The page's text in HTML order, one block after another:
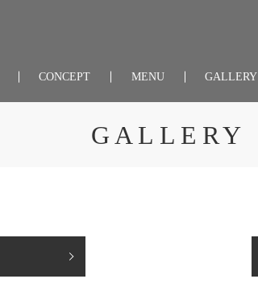
CONCEPT MENU GALLERY
GALLERY